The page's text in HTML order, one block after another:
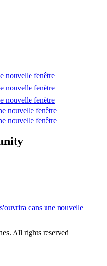
nouvelle fenêtre
nouvelle fenêtre
nouvelle fenêtre
nouvelle fenêtre
nouvelle fenêtre
dans une nouvelle
All rights reserved